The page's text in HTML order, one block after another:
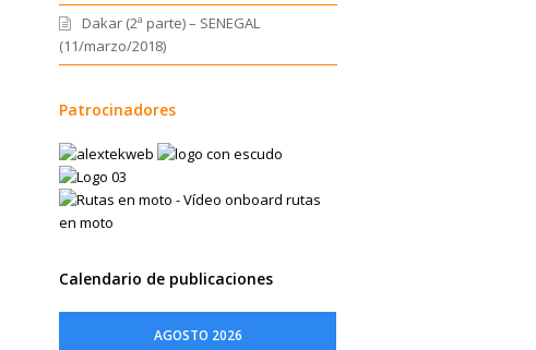
Dakar (2ª parte) – SENEGAL
(11/marzo/2018)
Patrocinadores
Calendario de publicaciones
AGOSTO 2026